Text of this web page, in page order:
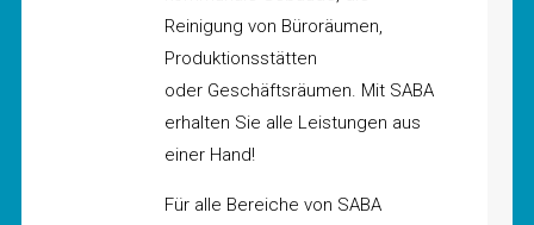
Reinigung von Büroräumen,
Produktionsstätten
oder Geschäftsräumen. Mit SABA
erhalten Sie alle Leistungen aus
einer Hand!
Für alle Bereiche von SABA